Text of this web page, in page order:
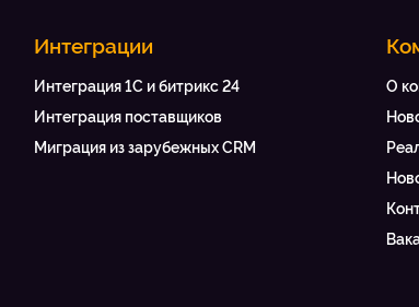
Интеграции
Интеграция 1С и битрикс 24
Интеграция поставщиков
Миграция из зарубежных CRM
О